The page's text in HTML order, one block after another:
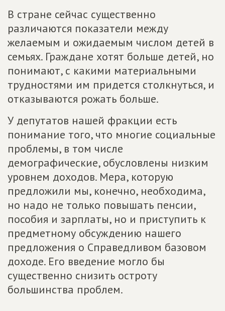
В стране сейчас существенно
различаются показатели между
желаемым и ожидаемым числом детей в
семьях. Граждане хотят больше детей, но
понимают, с какими материальными
трудностями им придется столкнуться, и
отказываются рожать больше.
У депутатов нашей фракции есть
понимание того, что многие социальные
проблемы, в том числе
демографические, обусловлены низким
уровнем доходов. Мера, которую
предложили мы, конечно, необходима,
но надо не только повышать пенсии,
пособия и зарплаты, но и приступить к
предметному обсуждению нашего
предложения о Справедливом базовом
доходе. Его введение могло бы
существенно снизить остроту
большинства проблем.